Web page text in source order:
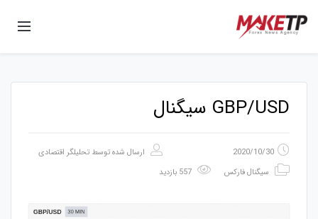
GBP/USD سیگنال
2020/10/30 ارسال شده توسط تحلیلگر اقتصادی
سیگنال فارکس